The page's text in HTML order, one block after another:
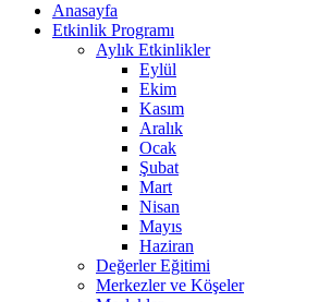
Anasayfa
Etkinlik Programı
Aylık Etkinlikler
Eylül
Ekim
Kasım
Aralık
Ocak
Şubat
Mart
Nisan
Mayıs
Haziran
Değerler Eğitimi
Merkezler ve Köşeler